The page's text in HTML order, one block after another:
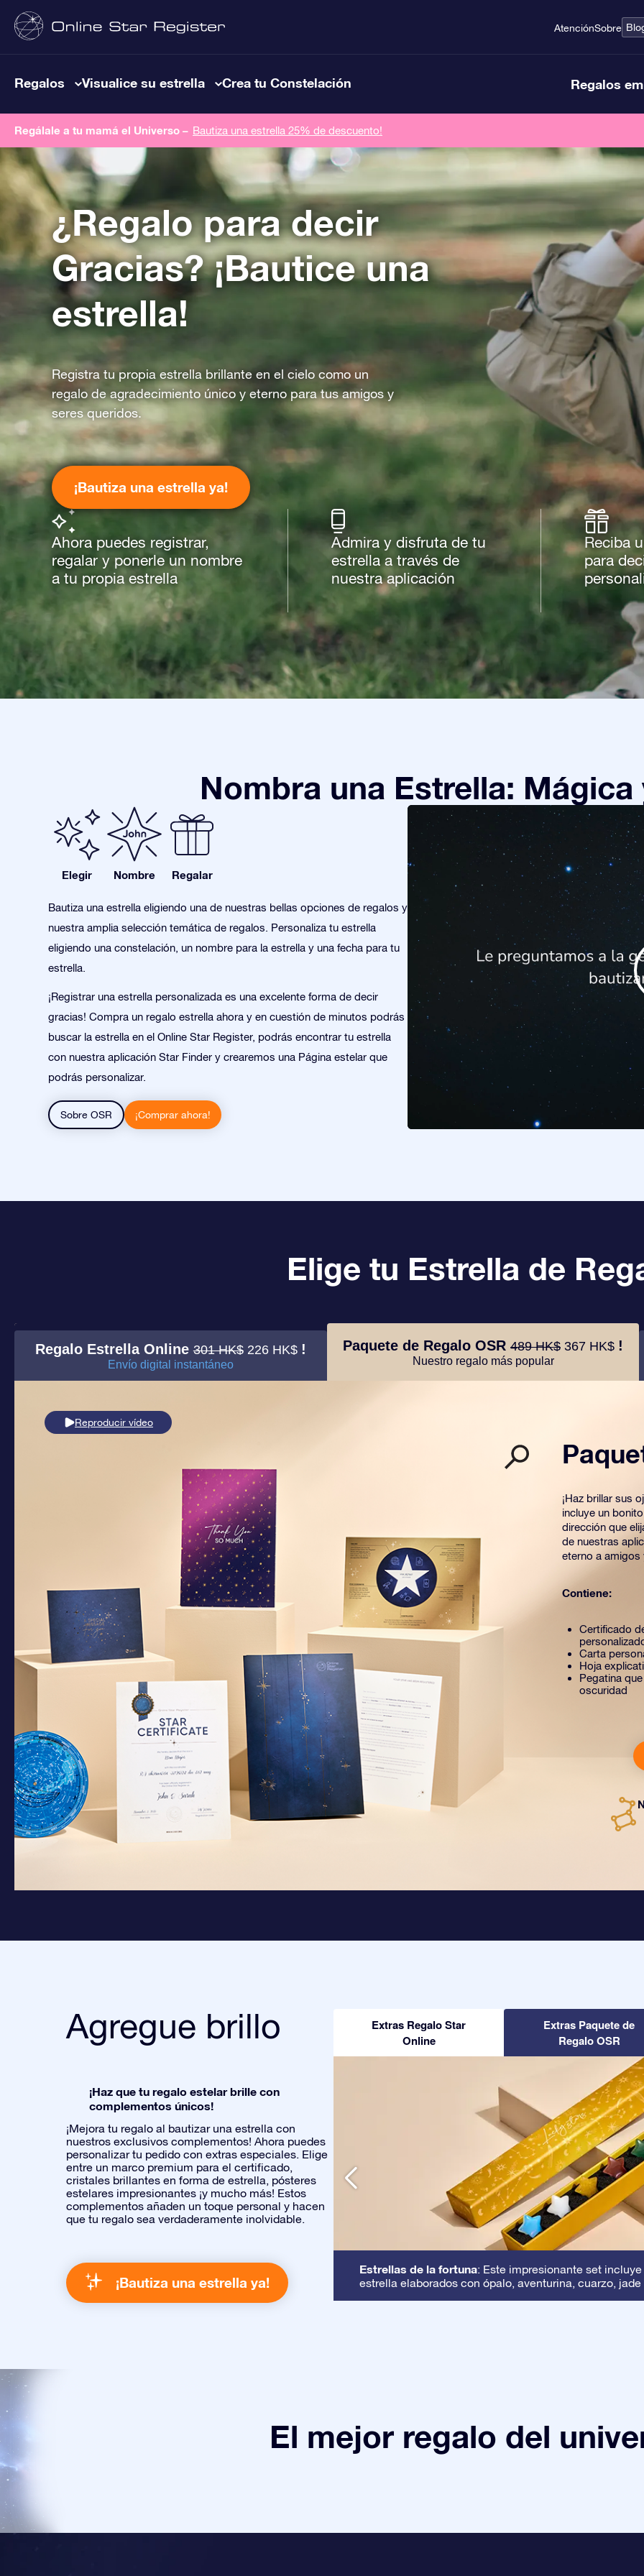
AtenciónSobre
Regalos Visualice su estrella Crea tu Constelación Regalos
Regálale a tu mamá el Universo – Bautiza una estrella 25% de descuento!
¿Regalo para decir
Gracias? ¡Bautice una
estrella!
Registra tu propia estrella brillante en el cielo como un
regalo de agradecimiento único y eterno para tus amigos y
seres queridos.
¡Bautiza una estrella ya!
Ahora puedes registrar,
regalar y ponerle un nombre
a tu propia estrella
Admira y disfruta de tu
estrella a través de
nuestra aplicación
Reciba
para
Nombra una Estrella: Mágica
Elegir Nombre Regalar
Bautiza una estrella eligiendo una de nuestras bellas opciones de regalos y
nuestra amplia selección temática de regalos. Personaliza tu estrella
eligiendo una constelación, un nombre para la estrella y una fecha para tu
estrella.
¡Registrar una estrella personalizada es una excelente forma de decir
gracias! Compra un regalo estrella ahora y en cuestión de minutos podrás
buscar la estrella en el Online Star Register, podrás encontrar tu estrella
con nuestra aplicación Star Finder y crearemos una Página estelar que
podrás personalizar.
Sobre OSR ¡Comprar ahora!
Elige tu Estrella de
Regalo Estrella Online301 HK$ 226 HK$ !
Envío digital instantáneo
Paquete de Regalo OSR 489 HK$ 367 HK$ !
Nuestro regalo más popular
Reproducir vídeo
¡Haz brillar sus
incluye un
dirección que
de nuestras
eterno a
Contiene:
Certificado
Carta
Hoja
Pegatina
oscuridad
Agregue brillo
¡Haz que tu regalo estelar brille con
complementos únicos!
¡Mejora tu regalo al bautizar una estrella con
nuestros exclusivos complementos! Ahora puedes
personalizar tu pedido con extras especiales. Elige
entre un marco premium para el certificado,
cristales brillantes en forma de estrella, pósteres
estelares impresionantes ¡y mucho más! Estos
complementos añaden un toque personal y hacen
que tu regalo sea verdaderamente inolvidable.
¡Bautiza una estrella ya!
Extras Regalo Star
Online
Extras Paquete de
Regalo OSR
Estrellas de la fortuna: Este impresionante set
estrella elaborados con ópalo, aventurina, cuarzo,
El mejor regalo del